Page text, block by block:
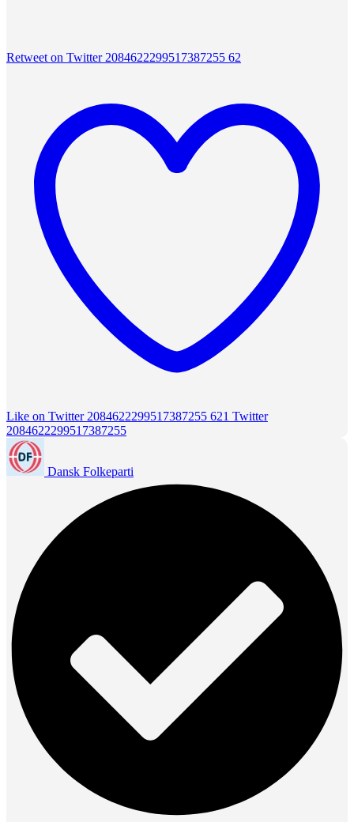
Retweet on Twitter 2084622299517387255 62
Like on Twitter 2084622299517387255 621 Twitter
2084622299517387255
Dansk Folkeparti